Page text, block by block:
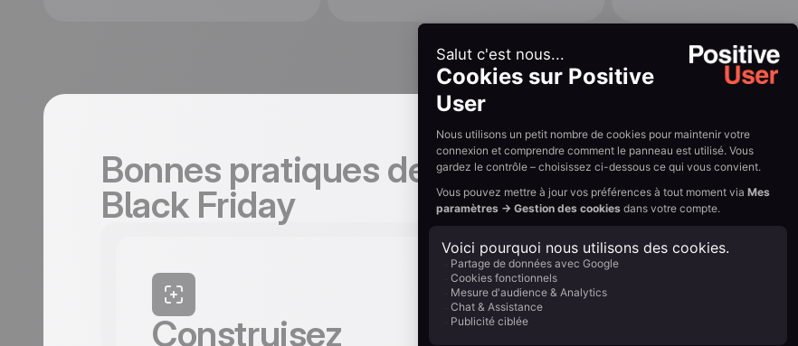
Bonnes pratiques de campagne emailing
Black Friday
Construisez Nettoyez votre